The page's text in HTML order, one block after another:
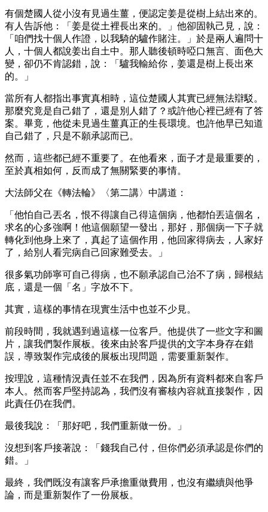
有個楚國人從小沒有見過生薑，便認定姜是從樹上結出來的。
有人告訴他：「姜是從土裡長出來的。」他卻固執己見，說：
「咱們找十個人作證，以我騎的驢作賭注。」於是兩人遍問十
人，十個人都說姜出自土中。那人聽後頓時啞口無言、面色大
變，卻仍不肯認錯，說：「驢我輸給你，姜還是樹上長出來
的。」
當所有人都指出事實真相時，這位楚國人其實已經無法辯駁。
那麼究竟是自己錯了，還是別人錯了？或許他心裡已經有了答
案。畢竟，他從未見過生薑真正的生長環境。也許他早已知道
自己錯了，只是不願承認而已。
然而，這些都已經不重要了。在他看來，面子才是最重要的，
至於真相如何，反而成了無關緊要的事情。
大法師父在《轉法輪》〈第二講〉中講道：
「他怕自己丟名，恨不得讓自己得這個病，他都怕丟這個名，
求名的心多強啊！他這個願望一發出，那好，那個病一下子就
轉化到他身上來了，真起了這個作用，他回家得病去，人家好
了，給別人看完病自己回家難受去。」
很多氣功師寧可自己得病，也不願承認自己治不了病，歸根結
底，還是一個「名」字放不下。
其實，這樣的事情在現實生活中也並不少見。
前段時間，我就遇到過這樣一位客戶。他提供了一些文字和圖
片，讓我們製作展板。後來由於客戶提供的文字本身存在錯
誤，導致製作完成後的展板出現問題，需要重新製作。
按理說，這種情況責任並不在我們，因為所有資料都來自客戶
本人。然而客戶堅持認為，我們沒有審核內容就直接製作，因
此責任仍在我們。
最後我說：「那好吧，我們重新做一份。」
沒想到客戶接著說：「錢我自己付，但你們必須承認是你們的
錯。」
最終，我們既沒有讓客戶承擔重做費用，也沒有繼續與他爭
論，而是重新製作了一份展板。